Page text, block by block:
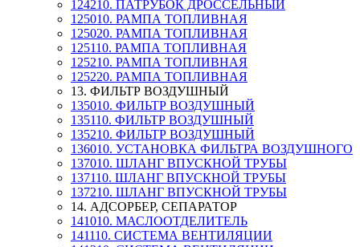
124210. ПАТРУБОК ДРОССЕЛЬНЫЙ
125010. РАМПА ТОПЛИВНАЯ
125020. РАМПА ТОПЛИВНАЯ
125110. РАМПА ТОПЛИВНАЯ
125210. РАМПА ТОПЛИВНАЯ
125220. РАМПА ТОПЛИВНАЯ
13. ФИЛЬТР ВОЗДУШНЫЙ
135010. ФИЛЬТР ВОЗДУШНЫЙ
135110. ФИЛЬТР ВОЗДУШНЫЙ
135210. ФИЛЬТР ВОЗДУШНЫЙ
136010. УСТАНОВКА ФИЛЬТРА ВОЗДУШНОГО
137010. ШЛАНГ ВПУСКНОЙ ТРУБЫ
137110. ШЛАНГ ВПУСКНОЙ ТРУБЫ
137210. ШЛАНГ ВПУСКНОЙ ТРУБЫ
14. АДСОРБЕР, СЕПАРАТОР
141010. МАСЛООТДЕЛИТЕЛЬ
141110. СИСТЕМА ВЕНТИЛЯЦИИ